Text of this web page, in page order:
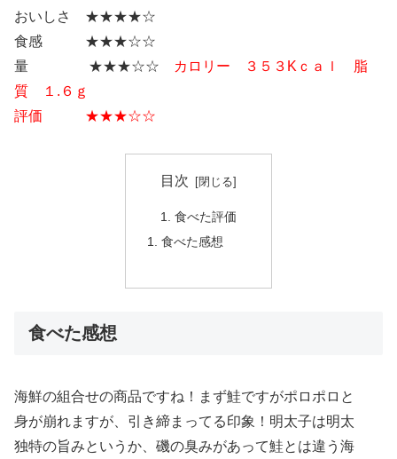
おいしさ ★★★★☆
食感 ★★★☆☆
量 ★★★☆☆
カロリー ３５３Kｃａｌ 脂
質 １.６ｇ
評価 ★★★☆☆
目次
食べた評価
食べた感想
食べた感想
海鮮の組合せの商品ですね！まず鮭ですがポロポロと
身が崩れますが、引き締まってる印象！明太子は明太
独特の旨みというか、磯の臭みがあって鮭とは違う海